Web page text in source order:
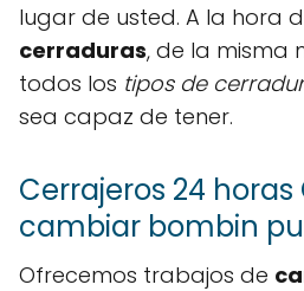
lugar de usted. A la hora
cerraduras, de la misma
todos los tipos de
sea capaz de tener.
Cerrajeros 24
cambiar bombin
Ofrecemos trabajos de